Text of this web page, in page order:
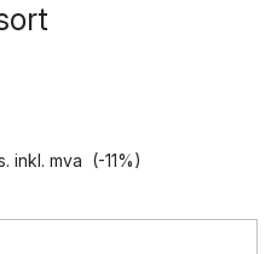
inkl. mva (-11%)